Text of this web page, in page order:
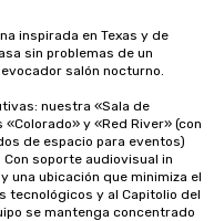
inspirada en Texas y de
sin problemas de un
salón nocturno.
nuestra «Sala de
y «Red River» (con
de espacio para eventos)
soporte audiovisual in
una ubicación que minimiza el
tecnológicos y al Capitolio del
se mantenga concentrado